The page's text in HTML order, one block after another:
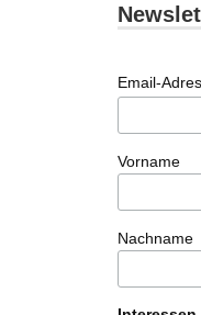
Email-
Vorname
Nachname